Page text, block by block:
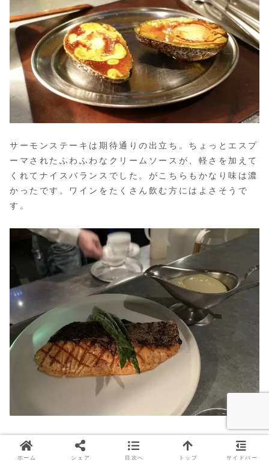
サーモンステーキは期待通りの出立ち。ちょっとエスプ
ーマされたふわふわなクリームソースが、軽さを加えて
くれてナイスバランスでした。がこちらもかなり味は濃
かったです。ワインをたくさん飲む方にはよさそうで
す。
ホーム シェア 目次へ トップ サイドバー